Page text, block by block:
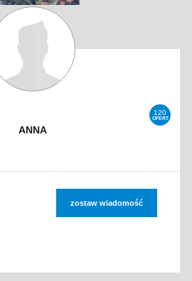
120
OFERT
ANNA
zostaw wiadomość